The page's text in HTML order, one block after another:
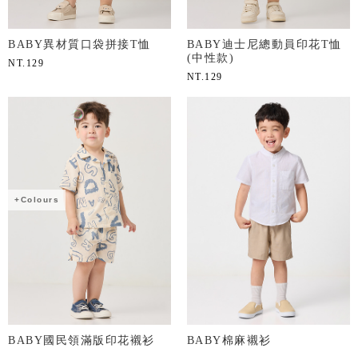
BABY異材質口袋拼接T恤
NT. 129
BABY迪士尼總動員印花T恤
(中性款)
NT. 129
+Colours
BABY國民領滿版印花襯衫 BABY棉麻襯衫